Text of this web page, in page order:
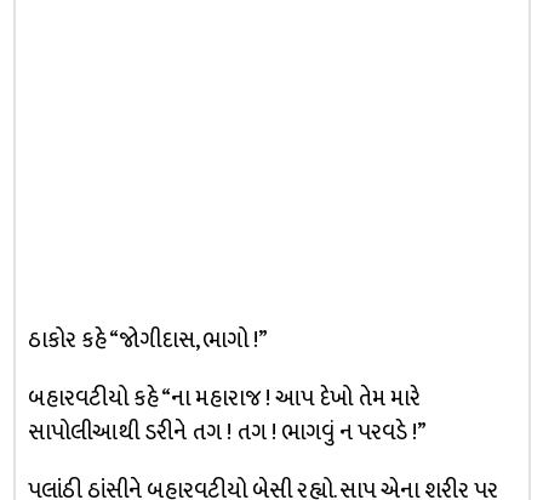
ઠાકોર કહે “જોગીદાસ, ભાગો !”
બહારવટીયો કહે “ના મહારાજ ! આપ દેખો તેમ મારે
સાપોલીઆથી ડરીને તગ ! તગ ! ભાગવું ન પરવડે !”
પલાંઠી ઠાંસીને બહારવટીયો બેસી રહ્યો. સાપ એના શરીર પર